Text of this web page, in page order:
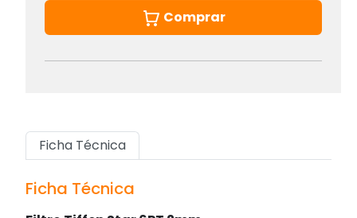
Comprar
Ficha Técnica
Ficha Técnica